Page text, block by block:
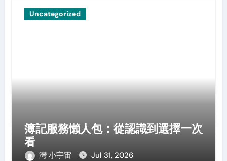
Uncategorized
簿記服務懶人包：從認識到選擇一次
看
灣 小宇宙 Jul 31, 2026